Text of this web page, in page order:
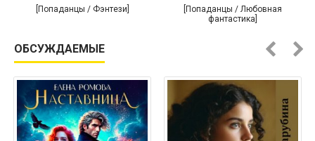
[Попаданцы / Фэнтези]
[Попаданцы / Любовная
фантастика]
ОБСУЖДАЕМЫЕ